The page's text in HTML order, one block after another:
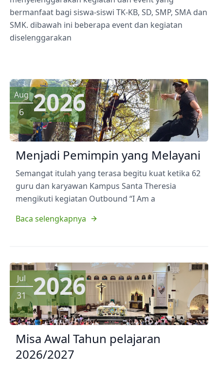
bermanfaat bagi siswa-siswi TK-KB, SD, SMP, SMA dan
SMK. dibawah ini beberapa event dan kegiatan
diselenggarakan
Aug
6 2026
Menjadi Pemimpin yang Melayani
Semangat itulah yang terasa begitu kuat ketika 62
guru dan karyawan Kampus Santa Theresia
mengikuti kegiatan Outbound “I Am a
Baca selengkapnya
Jul
31 2026
Misa Awal Tahun pelajaran
2026/2027